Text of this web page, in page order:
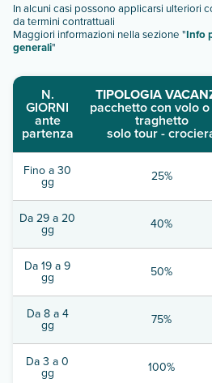
In alcuni casi possono applicarsi ulteriori
da termini contrattuali
Maggiori informazioni nella sezione "Info
generali"
N.
GIORNI
ante
partenza
TIPOLOGIA
pacchetto con volo
traghetto
solo tour -
Fino a 30
gg 25%
Da 29 a 20
gg 40%
Da 19 a 9
gg 50%
Da 8 a 4
gg 75%
Da 3 a 0
gg 100%